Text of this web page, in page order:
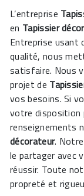
L’entreprise
en Tapissier
Entreprise usant
qualité, nous
satisfaire. Nous
projet de
vos besoins. Si
votre disposition
renseignements
décorateur.
le partager avec
réussir. Toute
propreté et